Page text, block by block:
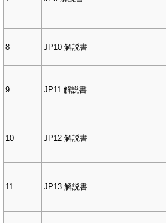
8 JP10 解説書
9 JP11 解説書
10 JP12 解説書
11 JP13 解説書